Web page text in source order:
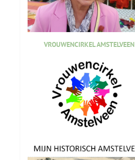
VROUWENCIRKEL AMSTELVEEN